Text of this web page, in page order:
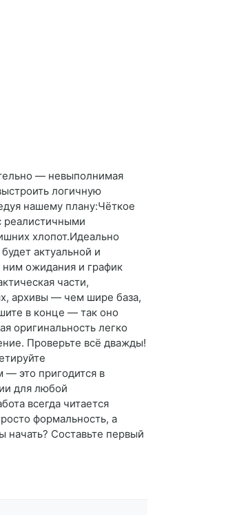
— невыполнимая
логичную
нашему плану:Чёткое
реалистичными
хлопот.Идеально
актуальной и
ним ожидания и график
части,
архивы — чем шире база,
в конце — так оно
оригинальность легко
Проверьте всё дважды!
— это пригодится в
для любой
всегда читается
формальность, а
начать? Составьте первый